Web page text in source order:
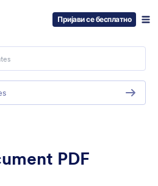
Пријави се бесплатно
PDF